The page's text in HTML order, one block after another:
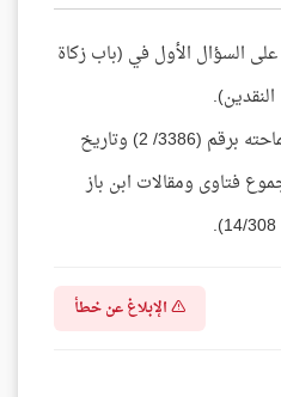
السؤال الأول في (باب زكاة
النقدين).
صدر من مكتب سماحته برقم (3386/ 2) وتاريخ
(مجموع فتاوى ومقالات ابن باز
14/308).
الإبلاغ عن خطأ